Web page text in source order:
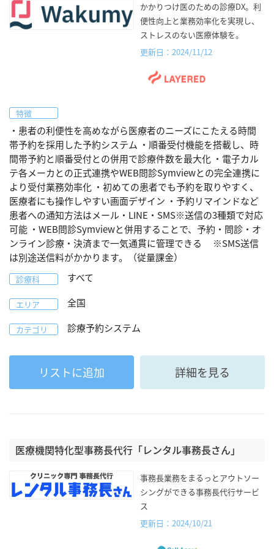
かかりつけ医のための診療DX。利
便性向上と業務効率化を実現し、
ストレスのない医療体験を。
更新日：2024/11/12
特徴
・患者の利便性を高めながら医療者のニーズにこたえる時間
帯予約を採用した予約システム ・順番受付機能を搭載し、時
間帯予約と順番受付との併用で診療件数を最大化 ・電子カル
テ各メーカとの正式連携やWEB問診Symviewとの完全連携に
より受付業務効率化 ・初めての患者でも予約を取りやすく、
医療者にも操作しやすい画面デザイン ・予約リマインドなど
患者への通知方法はメール・LINE・SMS※送信の3種類で対応
可能 ・WEB問診Symviewと併用することで、予約・問診・オ
ンライン診療・決済まで一気通貫に管理できる ※SMS送信
は別途送信料がかかります。（従量課金）
診療科 すべて
エリア 全国
カテゴリ 診療予約システム
リストに追加 詳細を見る
医療機関特化型事務長代行「レンタル事務長さん」
事務長業務をまるっとアウトソー
シングができる事務長代行サービ
ス
更新日：2024/10/21